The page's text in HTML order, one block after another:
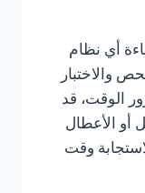
أي نظام
والاختبار
الوقت، قد
أو الأعطال
وقت